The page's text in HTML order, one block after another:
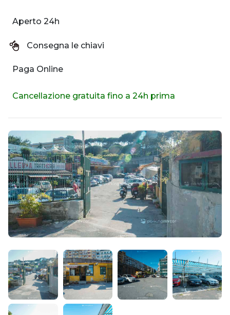
Aperto 24h
Consegna le chiavi
Paga Online
Cancellazione gratuita fino a 24h prima